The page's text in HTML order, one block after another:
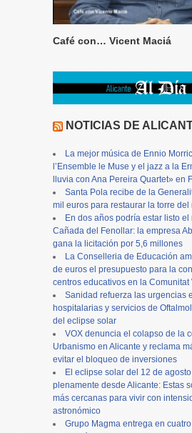
Café con… Vicent Maciá
NOTICIAS DE
La mejor música de Ennio
l’Ensemble le Muse y el jazz a la
lluvia con Ana Pereira Quartet» en
Santa Pola recibe de la
mil euros para restaurar la torre del
En dos años podría estar listo
Cañada del Fenollar: la empresa
gana la licitación por 5,6 millones
La Conselleria de Educación
de euros el presupuesto para la
centros educativos en la Comunitat
Sanidad refuerza las urgencias
hospitalarias y servicios de
del eclipse solar
VOX denuncia el colapso de la
Urbanismo en Alicante y reclama
evitar el bloqueo de inversiones
El eclipse solar del 12 de
plenamente desde Alicante: Estas
más cercanas para vivir con
astronómico
Grupo Magma entrega en